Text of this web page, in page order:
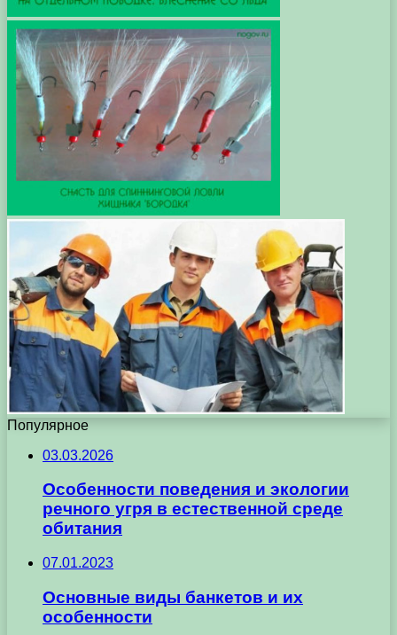
Популярное
03.03.2026
Особенности поведения и экологии
речного угря в естественной среде
обитания
07.01.2023
Основные виды банкетов и их
особенности